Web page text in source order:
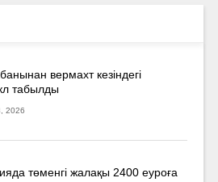
вермахт кезіндегі
табылды
2026
төменгі жалақы 2400 еуроға